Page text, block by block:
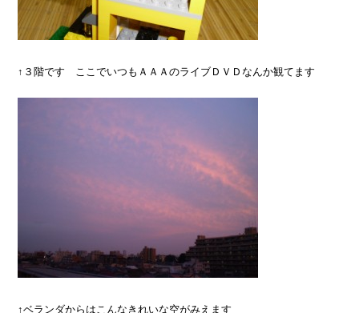
↑３階です ここでいつもＡＡＡのライブＤＶＤなんか観てます
↑ベランダからはこんなきれいな空がみえます